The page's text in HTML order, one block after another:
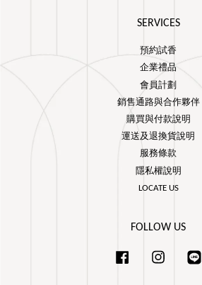
SERVICES
預約試香
企業禮品
會員計劃
銷售通路與合作夥伴
購買與付款說明
運送及退換貨說明
服務條款
隱私權說明
LOCATE US
FOLLOW US
Facebook Instagram